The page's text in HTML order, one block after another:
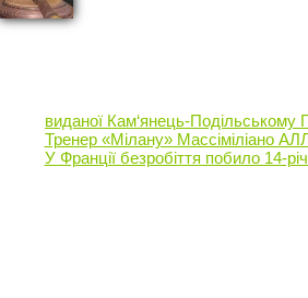
виданої Кам‘янець-Подільському
Тренер «Мілану» Массіміліано
У Франції безробіття побило 14-